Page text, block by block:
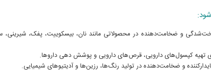
و ضخامت‌دهنده در محصولاتی مانند نان، بیسکوییت، پفک،
تهیه کپسول‌های دارویی، قرص‌های دارویی و پوشش دهی داروها.
و ضخامت‌دهنده در تولید رنگ‌ها، رزین‌ها و آدیتیوهای شیمیایی.